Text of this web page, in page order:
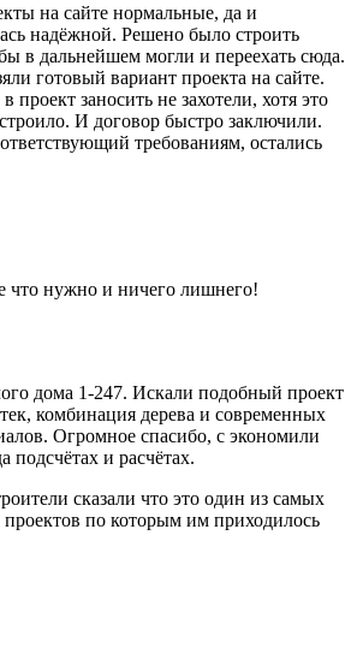
на сайте нормальные, да и
надёжной. Решено было строить
в дальнейшем могли и переехать сюда.
готовый вариант проекта на сайте.
проект заносить не захотели, хотя это
И договор быстро заключили.
требованиям, остались
что нужно и ничего лишнего!
дома 1-247. Искали подобный проект
комбинация дерева и современных
Огромное спасибо, с экономили
подсчётах и расчётах.
сказали что это один из самых
по которым им приходилось